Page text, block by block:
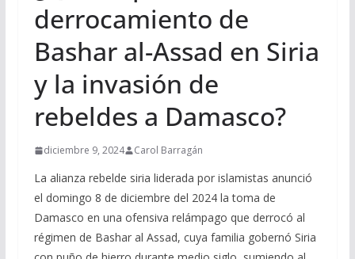
derrocamiento de
Bashar al-Assad en Siria
y la invasión de
rebeldes a Damasco?
diciembre 9, 2024 Carol Barragán
La alianza rebelde siria liderada por islamistas anunció
el domingo 8 de diciembre del 2024 la toma de
Damasco en una ofensiva relámpago que derrocó al
régimen de Bashar al Assad, cuya familia gobernó Siria